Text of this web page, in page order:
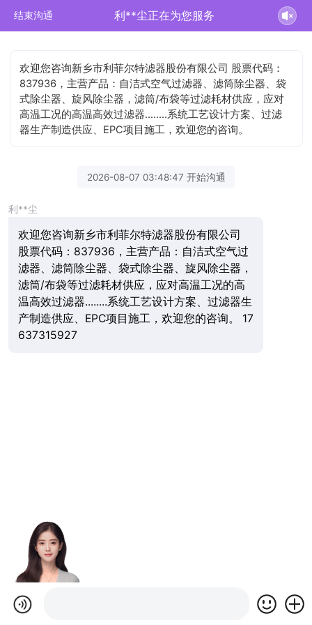
结束沟通 利**尘正在为您服务
欢迎您咨询新乡市利菲尔特滤器股份有限公司 股票代码：
837936，主营产品：自洁式空气过滤器、滤筒除尘器、袋
式除尘器、旋风除尘器，滤筒/布袋等过滤耗材供应，应对
高温工况的高温高效过滤器........系统工艺设计方案、过滤
器生产制造供应、EPC项目施工，欢迎您的咨询。
2026-08-07 03:48:47 开始沟通
利**尘
欢迎您咨询新乡市利菲尔特滤器股份有限公司
股票代码：837936，主营产品：自洁式空气过
滤器、滤筒除尘器、袋式除尘器、旋风除尘器，
滤筒/布袋等过滤耗材供应，应对高温工况的高
温高效过滤器........系统工艺设计方案、过滤器生
产制造供应、EPC项目施工，欢迎您的咨询。 17
637315927